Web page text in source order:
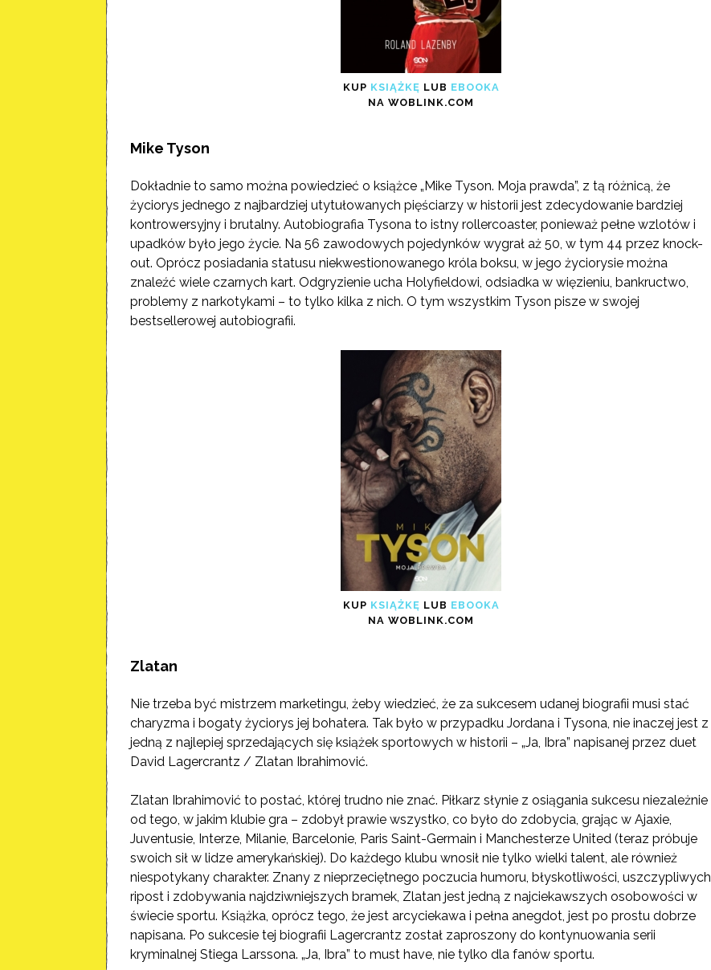
KUP KSIĄŻKĘ LUB EBOOKA
NA WOBLINK.COM
Mike Tyson
Dokładnie to samo można powiedzieć o książce „Mike Tyson. Moja prawda”, z tą różnicą, że
życiorys jednego z najbardziej utytułowanych pięściarzy w historii jest zdecydowanie bardziej
kontrowersyjny i brutalny. Autobiografia Tysona to istny rollercoaster, ponieważ pełne wzlotów i
upadków było jego życie. Na 56 zawodowych pojedynków wygrał aż 50, w tym 44 przez knock-
out. Oprócz posiadania statusu niekwestionowanego króla boksu, w jego życiorysie można
znaleźć wiele czarnych kart. Odgryzienie ucha Holyfieldowi, odsiadka w więzieniu, bankructwo,
problemy z narkotykami – to tylko kilka z nich. O tym wszystkim Tyson pisze w swojej
bestsellerowej autobiografii.
KUP KSIĄŻKĘ LUB EBOOKA
NA WOBLINK.COM
Zlatan
Nie trzeba być mistrzem marketingu, żeby wiedzieć, że za sukcesem udanej biografii musi stać
charyzma i bogaty życiorys jej bohatera. Tak było w przypadku Jordana i Tysona, nie inaczej jest z
jedną z najlepiej sprzedających się książek sportowych w historii – „Ja, Ibra” napisanej przez duet
David Lagercrantz / Zlatan Ibrahimović.
Zlatan Ibrahimović to postać, której trudno nie znać. Piłkarz słynie z osiągania sukcesu niezależnie
od tego, w jakim klubie gra – zdobył prawie wszystko, co było do zdobycia, grając w Ajaxie,
Juventusie, Interze, Milanie, Barcelonie, Paris Saint-Germain i Manchesterze United (teraz próbuje
swoich sił w lidze amerykańskiej). Do każdego klubu wnosił nie tylko wielki talent, ale również
niespotykany charakter. Znany z nieprzeciętnego poczucia humoru, błyskotliwości, uszczypliwych
ripost i zdobywania najdziwniejszych bramek, Zlatan jest jedną z najciekawszych osobowości w
świecie sportu. Książka, oprócz tego, że jest arcyciekawa i pełna anegdot, jest po prostu dobrze
napisana. Po sukcesie tej biografii Lagercrantz został zaproszony do kontynuowania serii
kryminalnej Stiega Larssona. „Ja, Ibra” to must have, nie tylko dla fanów sportu.